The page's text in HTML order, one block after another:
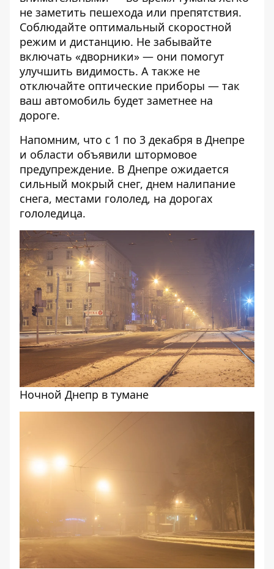
не заметить пешехода или препятствия.
Соблюдайте оптимальный скоростной
режим и дистанцию. Не забывайте
включать «дворники» — они помогут
улучшить видимость. А также не
отключайте оптические приборы — так
ваш автомобиль будет заметнее на
дороге.
Напомним, что с 1 по 3 декабря в Днепре
и области объявили штормовое
предупреждение. В Днепре ожидается
сильный мокрый снег, днем налипание
снега, местами гололед, на дорогах
гололедица.
Ночной Днепр в тумане